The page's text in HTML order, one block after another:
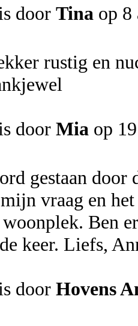
door Tina op 8
rustig en
door Mia op
gestaan door
vraag en
Ben
keer. Liefs,
door Hovens